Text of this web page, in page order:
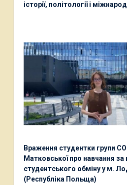
історії, політології і
Враження студентки групи
Матковської про навчання
студентського обміну у м.
(Республіка Польща)